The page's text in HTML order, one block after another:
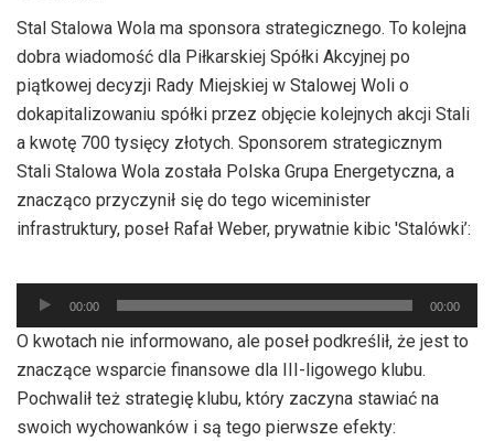
Stal Stalowa Wola ma sponsora strategicznego. To kolejna
dobra wiadomość dla Piłkarskiej Spółki Akcyjnej po
piątkowej decyzji Rady Miejskiej w Stalowej Woli o
dokapitalizowaniu spółki przez objęcie kolejnych akcji Stali
a kwotę 700 tysięcy złotych. Sponsorem strategicznym
Stali Stalowa Wola została Polska Grupa Energetyczna, a
znacząco przyczynił się do tego wiceminister
infrastruktury, poseł Rafał Weber, prywatnie kibic 'Stalówki’:
plików
dźwiękowych
00:00 00:00
O kwotach nie informowano, ale poseł podkreślił, że jest to
znaczące wsparcie finansowe dla III-ligowego klubu.
Pochwalił też strategię klubu, który zaczyna stawiać na
swoich wychowanków i są tego pierwsze efekty: